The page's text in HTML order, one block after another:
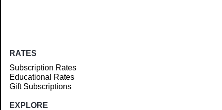
RATES
Subscription Rates
Educational Rates
Gift Subscriptions
EXPLORE